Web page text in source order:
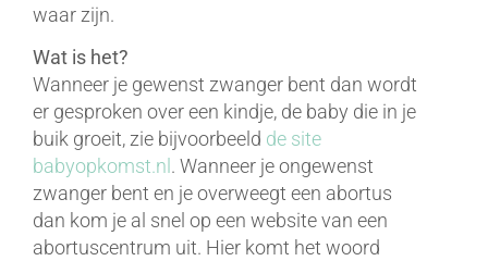
waar zijn.
Wat is het?
Wanneer je gewenst zwanger bent dan wordt
er gesproken over een kindje, de baby die in je
buik groeit, zie bijvoorbeeld de site
babyopkomst.nl . Wanneer je ongewenst
zwanger bent en je overweegt een abortus
dan kom je al snel op een website van een
abortuscentrum uit. Hier komt het woord